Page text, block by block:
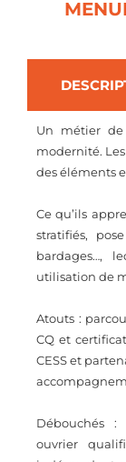
Un métier
modernité.
des éléments
Ce qu’ils
stratifiés,
bardages…,
utilisation de
Atouts :
CQ et
CESS et
Débouchés :
ouvrier